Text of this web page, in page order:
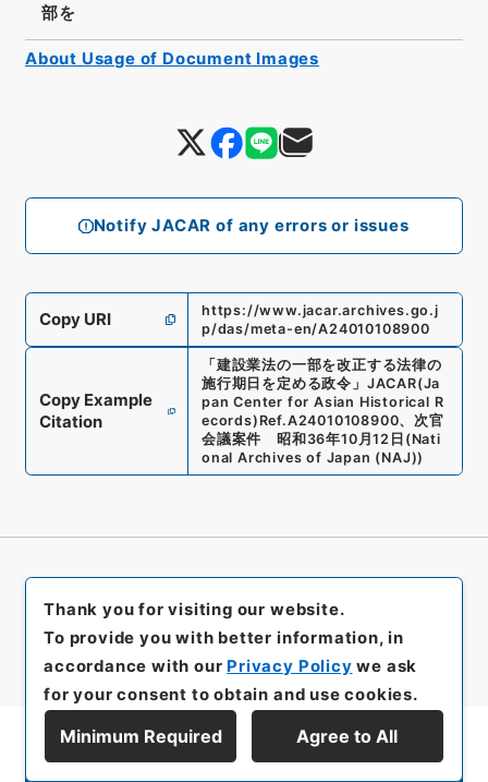
Notify JACAR of any errors or issues
部を
Copy URI
https://www.jacar.archives.go.j
p/das/meta-en/A24010108900
Copy Example
Citation
「 建設業法の一部を改正する法律の
施行期日を定める政令 」 JACAR(Ja
pan Center for Asian Historical R
ecords) Ref.A24010108900、 次官
会議案件 昭和36年10月12日 (Nati
onal Archives of Japan (NAJ))
About Usage of Document Images
Display Series Hierarchy
Thank you for visiting our website.
To provide you with better information, in
accordance with our Privacy Policy we ask
for your consent to obtain and use cookies.
Minimum Required Agree to All